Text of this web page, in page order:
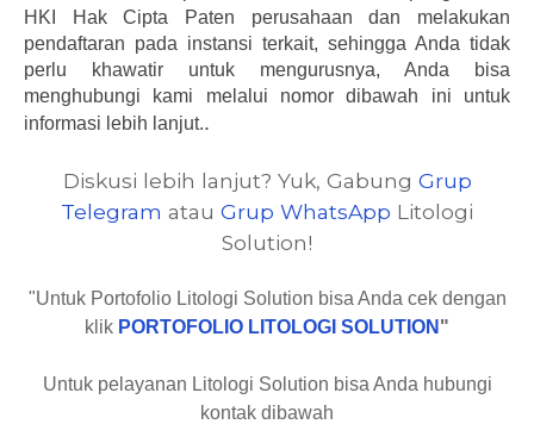
HKI Hak Cipta Paten perusahaan dan melakukan
pendaftaran pada instansi terkait, sehingga Anda tidak
perlu khawatir untuk mengurusnya, Anda bisa
menghubungi kami melalui nomor dibawah ini untuk
informasi lebih lanjut..
Diskusi lebih lanjut? Yuk, Gabung Grup
Telegram atau Grup WhatsApp Litologi
Solution!
"Untuk Portofolio Litologi Solution bisa Anda cek dengan
klik PORTOFOLIO LITOLOGI SOLUTION "
Untuk pelayanan Litologi Solution bisa Anda hubungi
kontak dibawah